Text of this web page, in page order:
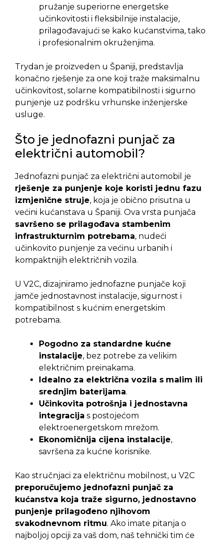
pružanje superiorne energetske
učinkovitosti i fleksibilnije instalacije,
prilagođavajući se kako kućanstvima, tako
i profesionalnim okruženjima.
Trydan je proizveden u Španiji, predstavlja
konačno rješenje za one koji traže maksimalnu
učinkovitost, solarne kompatibilnosti i sigurno
punjenje uz podršku vrhunske inženjerske
usluge.
Što je jednofazni punjač za
električni automobil?
Jednofazni punjač za električni automobil je
rješenje za punjenje koje koristi jednu fazu
izmjenične struje, koja je obično prisutna u
većini kućanstava u Španiji. Ova vrsta punjača
savršeno se prilagođava stambenim
infrastrukturnim potrebama, nudeći
učinkovito punjenje za većinu urbanih i
kompaktnijih električnih vozila.
U V2C, dizajniramo jednofazne punjače koji
jamče jednostavnost instalacije, sigurnost i
kompatibilnost s kućnim energetskim
potrebama.
Pogodno za standardne kućne
instalacije, bez potrebe za velikim
električnim preinakama.
Idealno za električna vozila s malim ili
srednjim baterijama.
Učinkovita potrošnja i jednostavna
integracija s postojećom
elektroenergetskom mrežom.
Ekonomičnija cijena instalacije,
savršena za kućne korisnike.
Kao stručnjaci za električnu mobilnost, u V2C
preporučujemo jednofazni punjač za
kućanstva koja traže sigurno, jednostavno
punjenje prilagođeno njihovom
svakodnevnom ritmu. Ako imate pitanja o
najboljoj opciji za vaš dom, naš tehnički tim će